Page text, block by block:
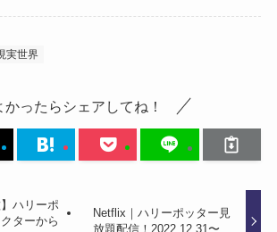
実世界
かったらシェアしてね！
】ハリーポ
ターから
Netflix｜ハリーポッター見
放題配信！2022.12.31〜